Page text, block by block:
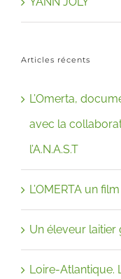
Articles récents
L’Omerta,
avec la
l’A.N.A.S.T
L’OMERTA un
Un éleveur laitier
Loire-Atlantique.